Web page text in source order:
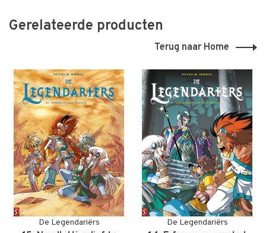
Gerelateerde producten
Terug naar Home
De Legendariërs De Legendariërs